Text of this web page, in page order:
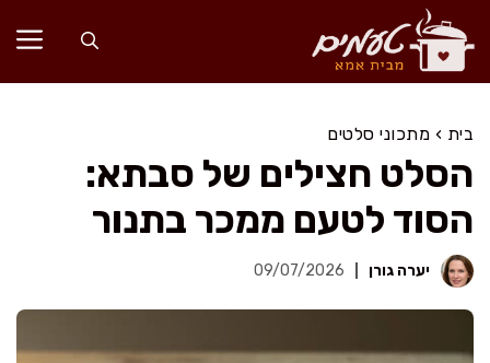
לדלג
לתוכן
בית › מתכוני סלטים
הסלט חצילים של סבתא:
הסוד לטעם ממכר בתנור
יערה גורן 09/07/2026